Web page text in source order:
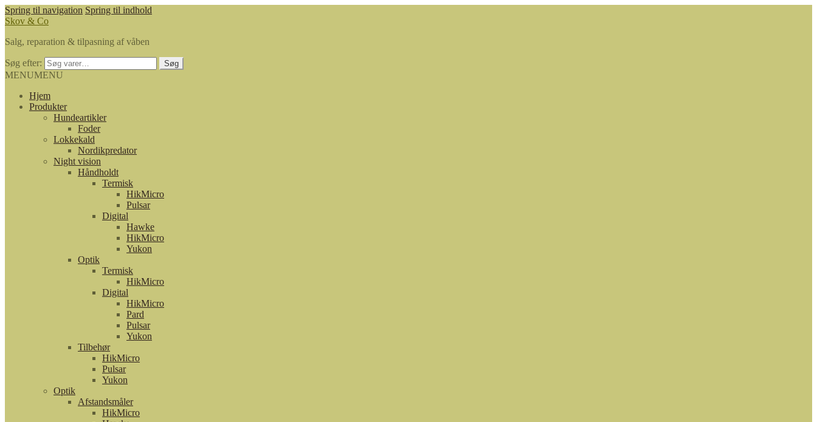
Spring til navigation Spring til indhold
Skov & Co
Salg, reparation & tilpasning af våben
Søg efter: Søg
MENUMENU
Hjem
Produkter
Hundeartikler
Foder
Lokkekald
Nordikpredator
Night vision
Håndholdt
Termisk
HikMicro
Pulsar
Digital
Hawke
HikMicro
Yukon
Optik
Termisk
HikMicro
Digital
HikMicro
Pard
Pulsar
Yukon
Tilbehør
HikMicro
Pulsar
Yukon
Optik
Afstandsmåler
HikMicro